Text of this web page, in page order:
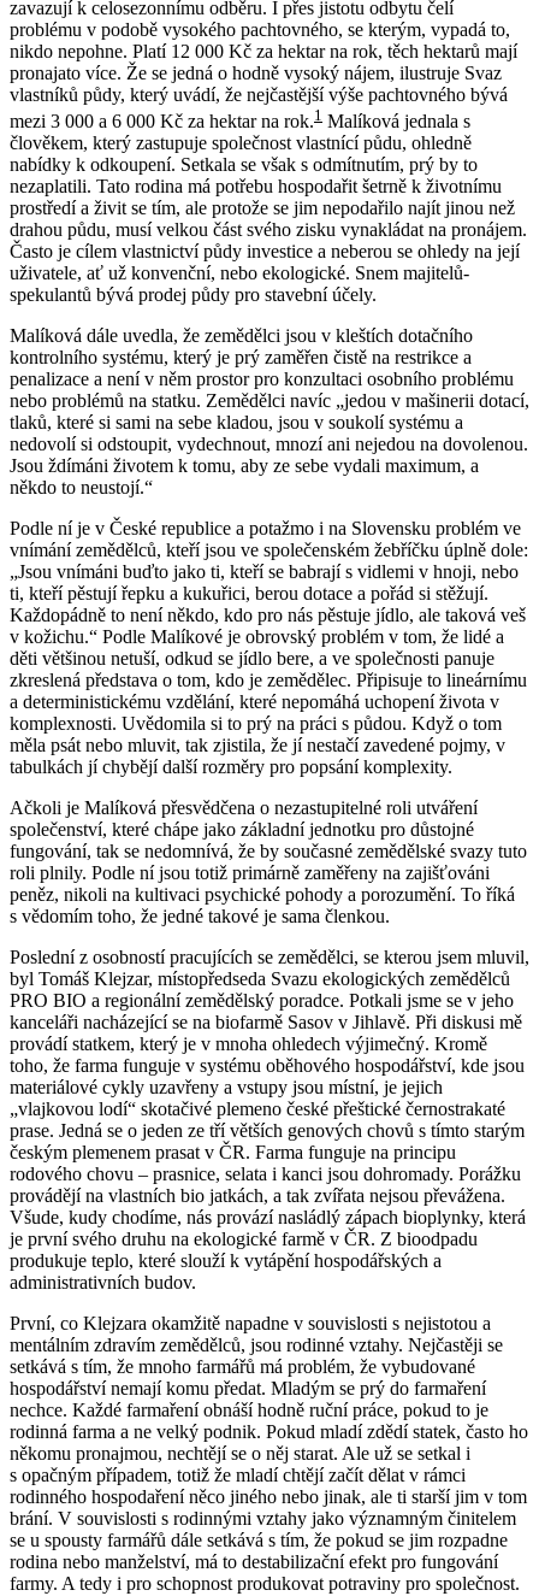
zavazují k celosezonnímu odběru. I přes jistotu odbytu čelí
problému v podobě vysokého pachtovného, se kterým, vypadá to,
nikdo nepohne. Platí 12 000 Kč za hektar na rok, těch hektarů mají
pronajato více. Že se jedná o hodně vysoký nájem, ilustruje Svaz
vlastníků půdy, který uvádí, že nejčastější výše pachtovného bývá
mezi 3 000 a 6 000 Kč za hektar na rok.1 Malíková jednala s
člověkem, který zastupuje společnost vlastnící půdu, ohledně
nabídky k odkoupení. Setkala se však s odmítnutím, prý by to
nezaplatili. Tato rodina má potřebu hospodařit šetrně k životnímu
prostředí a živit se tím, ale protože se jim nepodařilo najít jinou než
drahou půdu, musí velkou část svého zisku vynakládat na pronájem.
Často je cílem vlastnictví půdy investice a neberou se ohledy na její
uživatele, ať už konvenční, nebo ekologické. Snem majitelů-
spekulantů bývá prodej půdy pro stavební účely.
Malíková dále uvedla, že zemědělci jsou v kleštích dotačního
kontrolního systému, který je prý zaměřen čistě na restrikce a
penalizace a není v něm prostor pro konzultaci osobního problému
nebo problémů na statku. Zemědělci navíc „jedou v mašinerii dotací,
tlaků, které si sami na sebe kladou, jsou v soukolí systému a
nedovolí si odstoupit, vydechnout, mnozí ani nejedou na dovolenou.
Jsou ždímáni životem k tomu, aby ze sebe vydali maximum, a
někdo to neustojí.“
Podle ní je v České republice a potažmo i na Slovensku problém ve
vnímání zemědělců, kteří jsou ve společenském žebříčku úplně dole:
„Jsou vnímáni buďto jako ti, kteří se babrají s vidlemi v hnoji, nebo
ti, kteří pěstují řepku a kukuřici, berou dotace a pořád si stěžují.
Každopádně to není někdo, kdo pro nás pěstuje jídlo, ale taková veš
v kožichu.“ Podle Malíkové je obrovský problém v tom, že lidé a
děti většinou netuší, odkud se jídlo bere, a ve společnosti panuje
zkreslená představa o tom, kdo je zemědělec. Připisuje to lineárnímu
a deterministickému vzdělání, které nepomáhá uchopení života v
komplexnosti. Uvědomila si to prý na práci s půdou. Když o tom
měla psát nebo mluvit, tak zjistila, že jí nestačí zavedené pojmy, v
tabulkách jí chybějí další rozměry pro popsání komplexity.
Ačkoli je Malíková přesvědčena o nezastupitelné roli utváření
společenství, které chápe jako základní jednotku pro důstojné
fungování, tak se nedomnívá, že by současné zemědělské svazy tuto
roli plnily. Podle ní jsou totiž primárně zaměřeny na zajišťováni
peněz, nikoli na kultivaci psychické pohody a porozumění. To říká
s vědomím toho, že jedné takové je sama členkou.
Poslední z osobností pracujících se zemědělci, se kterou jsem mluvil,
byl Tomáš Klejzar, místopředseda Svazu ekologických zemědělců
PRO BIO a regionální zemědělský poradce. Potkali jsme se v jeho
kanceláři nacházející se na biofarmě Sasov v Jihlavě. Při diskusi mě
provádí statkem, který je v mnoha ohledech výjimečný. Kromě
toho, že farma funguje v systému oběhového hospodářství, kde jsou
materiálové cykly uzavřeny a vstupy jsou místní, je jejich
„vlajkovou lodí“ skotačivé plemeno české přeštické černostrakaté
prase. Jedná se o jeden ze tří větších genových chovů s tímto starým
českým plemenem prasat v ČR. Farma funguje na principu
rodového chovu – prasnice, selata i kanci jsou dohromady. Porážku
provádějí na vlastních bio jatkách, a tak zvířata nejsou převážena.
Všude, kudy chodíme, nás provází nasládlý zápach bioplynky, která
je první svého druhu na ekologické farmě v ČR. Z bioodpadu
produkuje teplo, které slouží k vytápění hospodářských a
administrativních budov.
První, co Klejzara okamžitě napadne v souvislosti s nejistotou a
mentálním zdravím zemědělců, jsou rodinné vztahy. Nejčastěji se
setkává s tím, že mnoho farmářů má problém, že vybudované
hospodářství nemají komu předat. Mladým se prý do farmaření
nechce. Každé farmaření obnáší hodně ruční práce, pokud to je
rodinná farma a ne velký podnik. Pokud mladí zdědí statek, často ho
někomu pronajmou, nechtějí se o něj starat. Ale už se setkal i
s opačným případem, totiž že mladí chtějí začít dělat v rámci
rodinného hospodaření něco jiného nebo jinak, ale ti starší jim v tom
brání. V souvislosti s rodinnými vztahy jako významným činitelem
se u spousty farmářů dále setkává s tím, že pokud se jim rozpadne
rodina nebo manželství, má to destabilizační efekt pro fungování
farmy. A tedy i pro schopnost produkovat potraviny pro společnost.